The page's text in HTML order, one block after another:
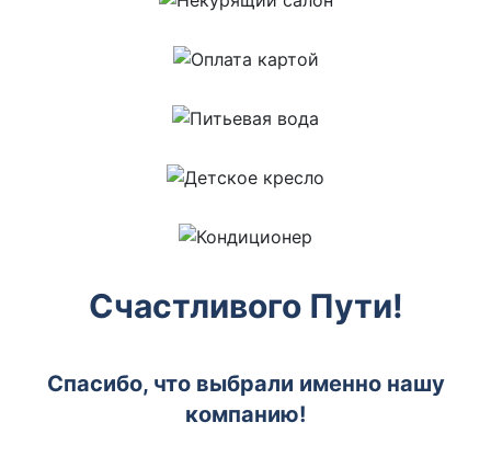
Счастливого Пути!
Спасибо, что выбрали именно нашу
компанию!